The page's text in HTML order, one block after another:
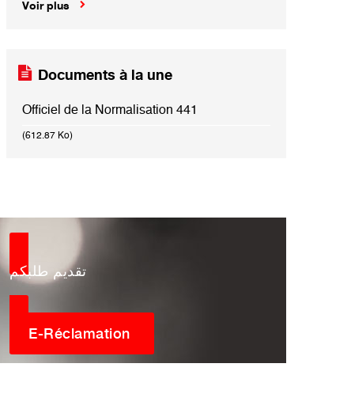
Voir plus
Documents à la une
Officiel de la Normalisation 441
(612.87 Ko)
تقديم طلبكم
E-Réclamation